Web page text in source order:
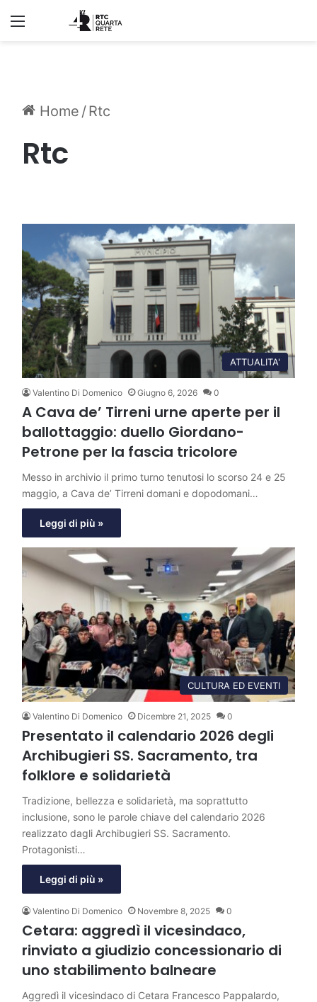
Home / Rtc
Rtc
ATTUALITA'
Valentino Di Domenico Giugno 6, 2026 0
A Cava de’ Tirreni urne aperte per il
ballottaggio: duello Giordano-
Petrone per la fascia tricolore
Messo in archivio il primo turno tenutosi lo scorso 24 e 25
maggio, a Cava de’ Tirreni domani e dopodomani…
Leggi di più »
CULTURA ED EVENTI
Valentino Di Domenico Dicembre 21, 2025 0
Presentato il calendario 2026 degli
Archibugieri SS. Sacramento, tra
folklore e solidarietà
Tradizione, bellezza e solidarietà, ma soprattutto
inclusione, sono le parole chiave del calendario 2026
realizzato dagli Archibugieri SS. Sacramento.
Protagonisti…
Leggi di più »
Valentino Di Domenico Novembre 8, 2025 0
Cetara: aggredì il vicesindaco,
rinviato a giudizio concessionario di
uno stabilimento balneare
Aggredì il vicesindaco di Cetara Francesco Pappalardo,